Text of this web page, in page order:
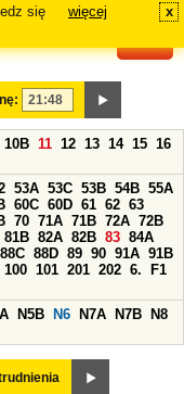
się
więcej x
10B 11 12 13 14 15 16
53A 53C 53B 54B 55A
60C 60D 61 62 63
70 71A 71B 72A 72B
81B 82A 82B 83 84A
88C 88D 89 90 91A 91B
100 101 201 202 6.
F1
N5B N6 N7A N7B
N8